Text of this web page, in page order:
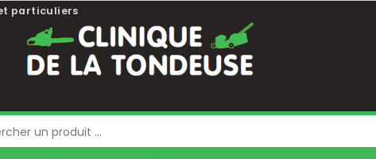
particuliers
Blog